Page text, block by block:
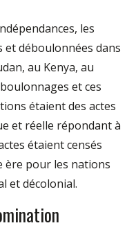
les
et déboulonnées dans
au Kenya, au
et ces
étaient des actes
et réelle répondant à
étaient censés
ère pour les nations
et décolonial.